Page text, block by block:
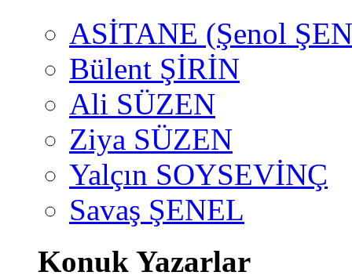
ASİTANE (Şenol
Bülent ŞİRİN
Ali SÜZEN
Ziya SÜZEN
Yalçın SOYSEVİNÇ
Savaş ŞENEL
Konuk Yazarlar